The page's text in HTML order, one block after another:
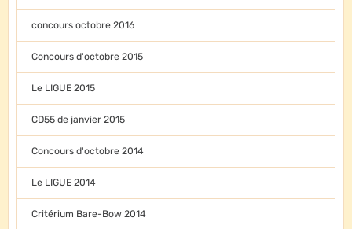
concours octobre 2016
Concours d'octobre 2015
Le LIGUE 2015
CD55 de janvier 2015
Concours d'octobre 2014
Le LIGUE 2014
Critérium Bare-Bow 2014